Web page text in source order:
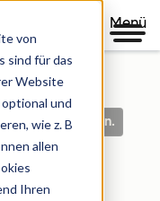
von
sind für das
Website
und
wie z. B
allen
Ihren
Menü
von Vertrauen.